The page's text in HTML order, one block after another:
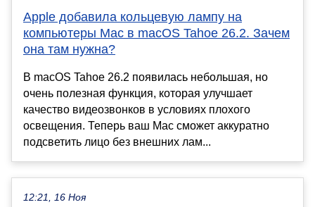
Apple добавила кольцевую лампу на
компьютеры Mac в macOS Tahoe 26.2. Зачем
она там нужна?
В macOS Tahoe 26.2 появилась небольшая, но
очень полезная функция, которая улучшает
качество видеозвонков в условиях плохого
освещения. Теперь ваш Mac сможет аккуратно
подсветить лицо без внешних лам...
12:21, 16 Ноя